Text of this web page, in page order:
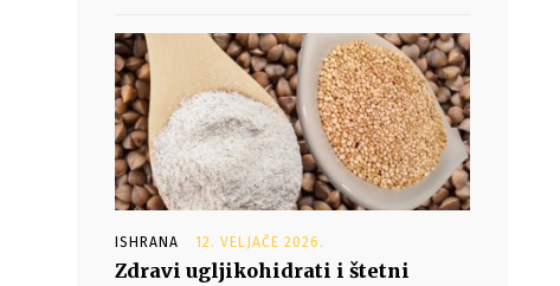
ISHRANA 12. VELJAČE 2026.
Zdravi ugljikohidrati i štetni